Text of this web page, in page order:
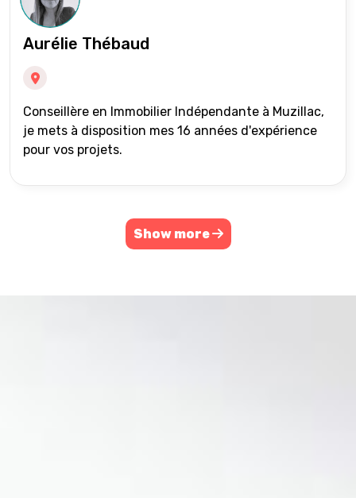
Aurélie Thébaud
Conseillère en Immobilier Indépendante à Muzillac,
je mets à disposition mes 16 années d'expérience
pour vos projets.
Show more